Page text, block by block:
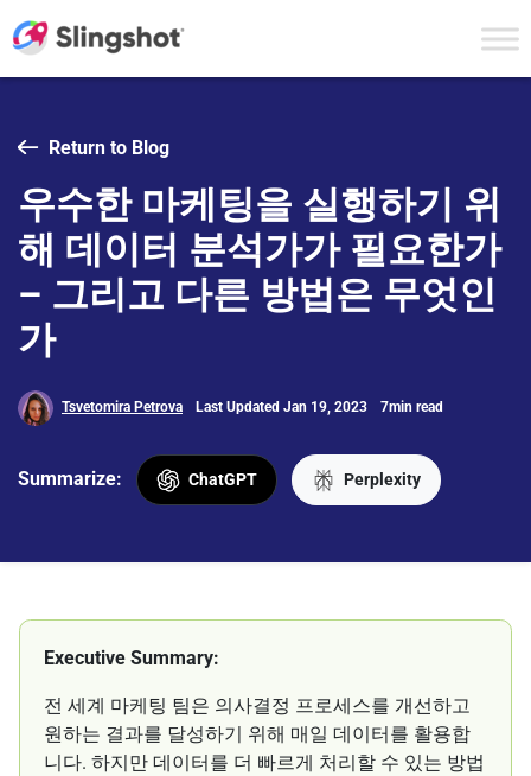
Return to Blog
우수한 마케팅을 실행하기 위
해 데이터 분석가가 필요한가
– 그리고 다른 방법은 무엇인
가
Tsvetomira Petrova Last Updated Jan 19, 2023 7min read
Summarize: ChatGPT Perplexity
Executive Summary:
전 세계 마케팅 팀은 의사결정 프로세스를 개선하고
원하는 결과를 달성하기 위해 매일 데이터를 활용합
니다. 하지만 데이터를 더 빠르게 처리할 수 있는 방법